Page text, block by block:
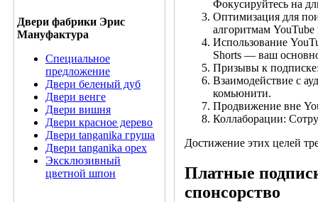
Двери фабрики Эрис
Мануфактура
Специальное
предложение
Двери беленый дуб
Двери венге
Двери вишня
Двери красное дерево
Двери tanganika груша
Двери tanganika oрех
Эксклюзивный
цветной шпон
Фокусируйтесь на
Оптимизация для
алгоритмам
Использование
Shorts — ваш
Призывы к подписке:
Взаимодействие с
комьюнити.
Продвижение вне
Коллаборации:
Достижение этих целей
Платные
спонсорство